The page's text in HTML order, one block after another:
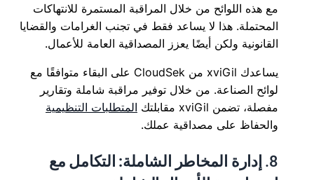
مع هذه اللوائح من خلال المراقبة المستمرة للانتهاكات
المحتملة. هذا لا يساعد فقط في تجنب الغرامات والقضايا
القانونية ولكن أيضًا يعزز المصداقية العامة للأعمال.
يساعدك xviGil من CloudSek على البقاء متوافقًا مع
لوائح الصناعة. من خلال توفير مراقبة شاملة وتقارير
مفصلة، تضمن xviGil مقابلتك
المتطلبات التنظيمية
والحفاظ على مصداقية عملك.
8.
إدارة المخاطر الشاملة: التكامل مع